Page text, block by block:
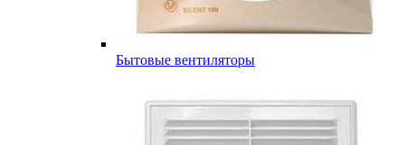
Бытовые вентиляторы